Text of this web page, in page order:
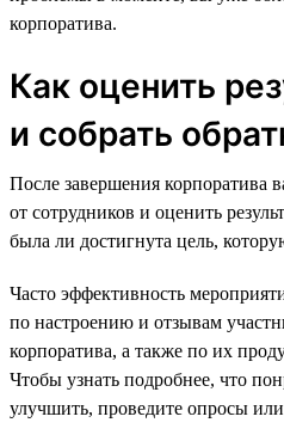
корпоратива.
Как оценить
и собрать
После завершения корпоратива
от сотрудников и оценить
была ли достигнута цель,
Часто эффективность
по настроению и отзывам
корпоратива, а также по их
Чтобы узнать подробнее, что
улучшить, проведите опросы